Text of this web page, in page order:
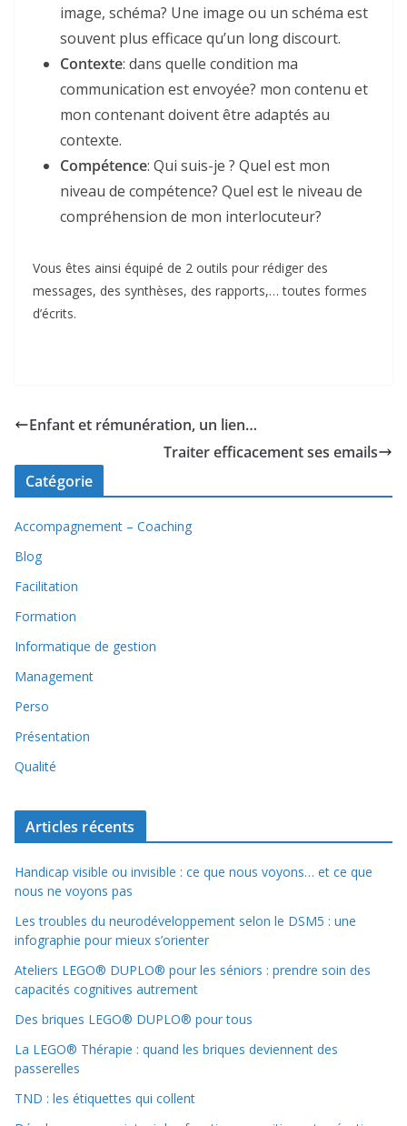
image, schéma? Une image ou un schéma est
souvent plus efficace qu’un long discourt.
Contexte: dans quelle condition ma
communication est envoyée? mon contenu et
mon contenant doivent être adaptés au
contexte.
Compétence: Qui suis-je ? Quel est mon
niveau de compétence? Quel est le niveau de
compréhension de mon interlocuteur?
Vous êtes ainsi équipé de 2 outils pour rédiger des
messages, des synthèses, des rapports,… toutes formes
d’écrits.
Enfant et rémunération, un lien…
Traiter efficacement ses emails
Catégorie
Accompagnement – Coaching
Blog
Facilitation
Formation
Informatique de gestion
Management
Perso
Présentation
Qualité
Articles récents
Handicap visible ou invisible : ce que nous voyons… et ce que
nous ne voyons pas
Les troubles du neurodéveloppement selon le DSM5 : une
infographie pour mieux s’orienter
Ateliers LEGO® DUPLO® pour les séniors : prendre soin des
capacités cognitives autrement
Des briques LEGO® DUPLO® pour tous
La LEGO® Thérapie : quand les briques deviennent des
passerelles
TND : les étiquettes qui collent